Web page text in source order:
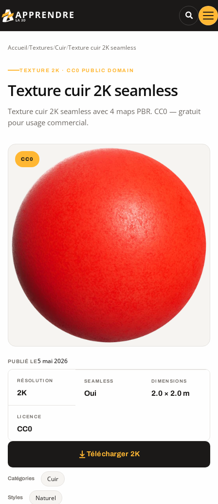
Accueil/Textures/Cuir/Texture cuir 2K seamless
TEXTURE 2K · CC0 PUBLIC DOMAIN
Texture cuir 2K seamless
Texture cuir 2K seamless avec 4 maps PBR. CC0 — gratuit
pour usage commercial.
CC0
PUBLIÉ LE5 mai 2026
RÉSOLUTION
2K
SEAMLESS
Oui
DIMENSIONS
2.0 × 2.0 m
LICENCE
CC0
Télécharger 2K
Catégories Cuir
Styles Naturel